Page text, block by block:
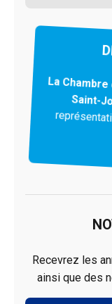
La
Saint-
Recevrez les
ainsi que des